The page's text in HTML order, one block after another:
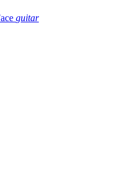
guitar